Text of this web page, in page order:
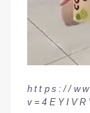
https://